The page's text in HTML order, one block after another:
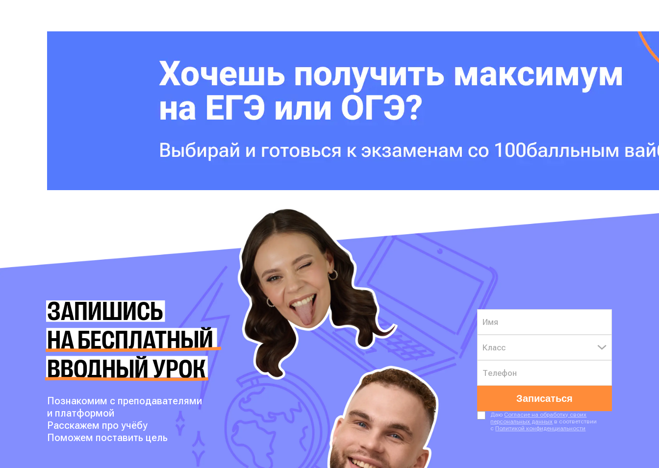
ЗАПИШИСЬ
НА БЕСПЛАТНЫЙ
ВВОДНЫЙ УРОК
Познакомим с преподавателями
и платформой
Расскажем про учёбу
Поможем поставить цель
Класс
Записаться
Даю Согласие на обработку своих
персональных данных в соответствии
с Политикой конфиденциальности